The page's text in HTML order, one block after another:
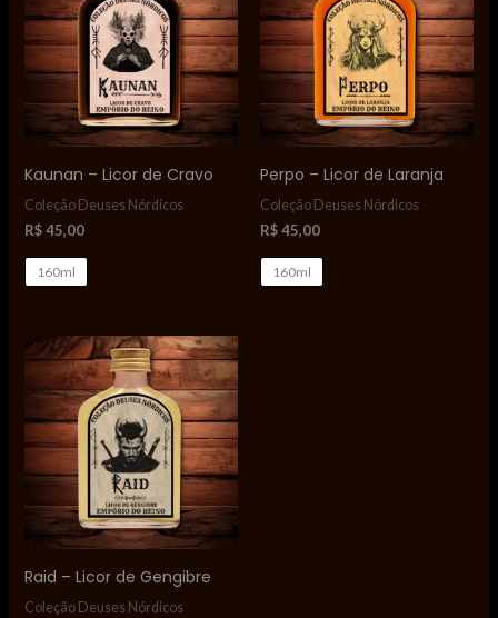
Kaunan – Licor de Cravo
Coleção Deuses Nórdicos
R$45,00
160ml
Perpo – Licor de Laranja
Coleção Deuses Nórdicos
R$45,00
160ml
Raid – Licor de Gengibre
Coleção Deuses Nórdicos